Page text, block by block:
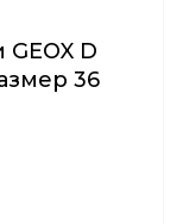
D
36